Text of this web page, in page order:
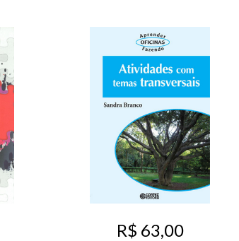
R$ 63,00